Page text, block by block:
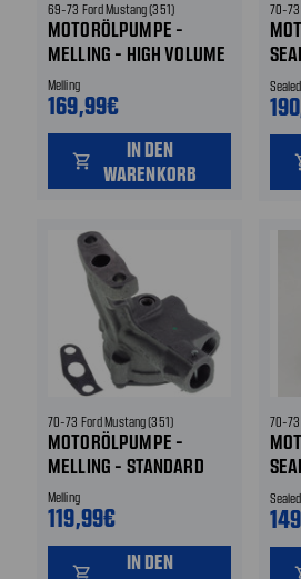
69-73 Ford Mustang (351)
MOTORÖLPUMPE -
MELLING - HIGH VOLUME
Melling
169,99€
shopping_cart
IN DEN
WARENKORB
70-73
70-73 Ford Mustang (351)
MOTORÖLPUMPE -
MELLING - STANDARD
Melling
119,99€
shopping_cart
IN DEN
70-73